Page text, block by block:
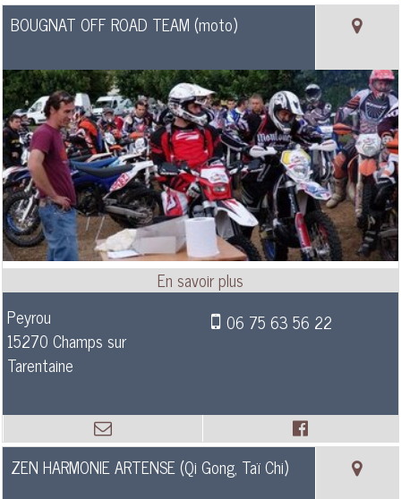
BOUGNAT OFF ROAD TEAM (moto)
Peyrou
15270 Champs sur
Tarentaine
06 75 63 56 22
ZEN HARMONIE ARTENSE (Qi Gong, Taï Chi)